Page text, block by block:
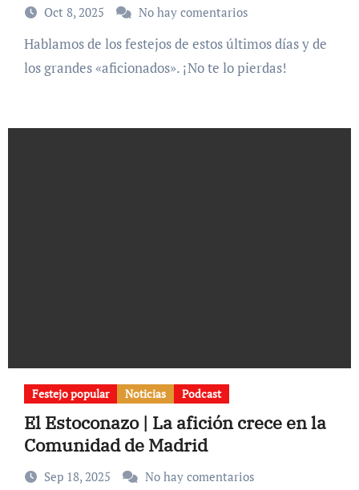
Oct 8, 2025 No hay comentarios
Hablamos de los festejos de estos últimos días y de
los grandes «aficionados». ¡No te lo pierdas!
Festejo popular Noticias Podcast
El Estoconazo | La afición crece en la
Comunidad de Madrid
Sep 18, 2025 No hay comentarios